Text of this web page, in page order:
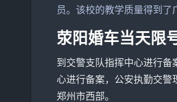
员。该校的教学质量得到了
荥阳婚车当天限
到交警支队指挥中心进行
心进行备案，公安执勤交
郑州市西部。